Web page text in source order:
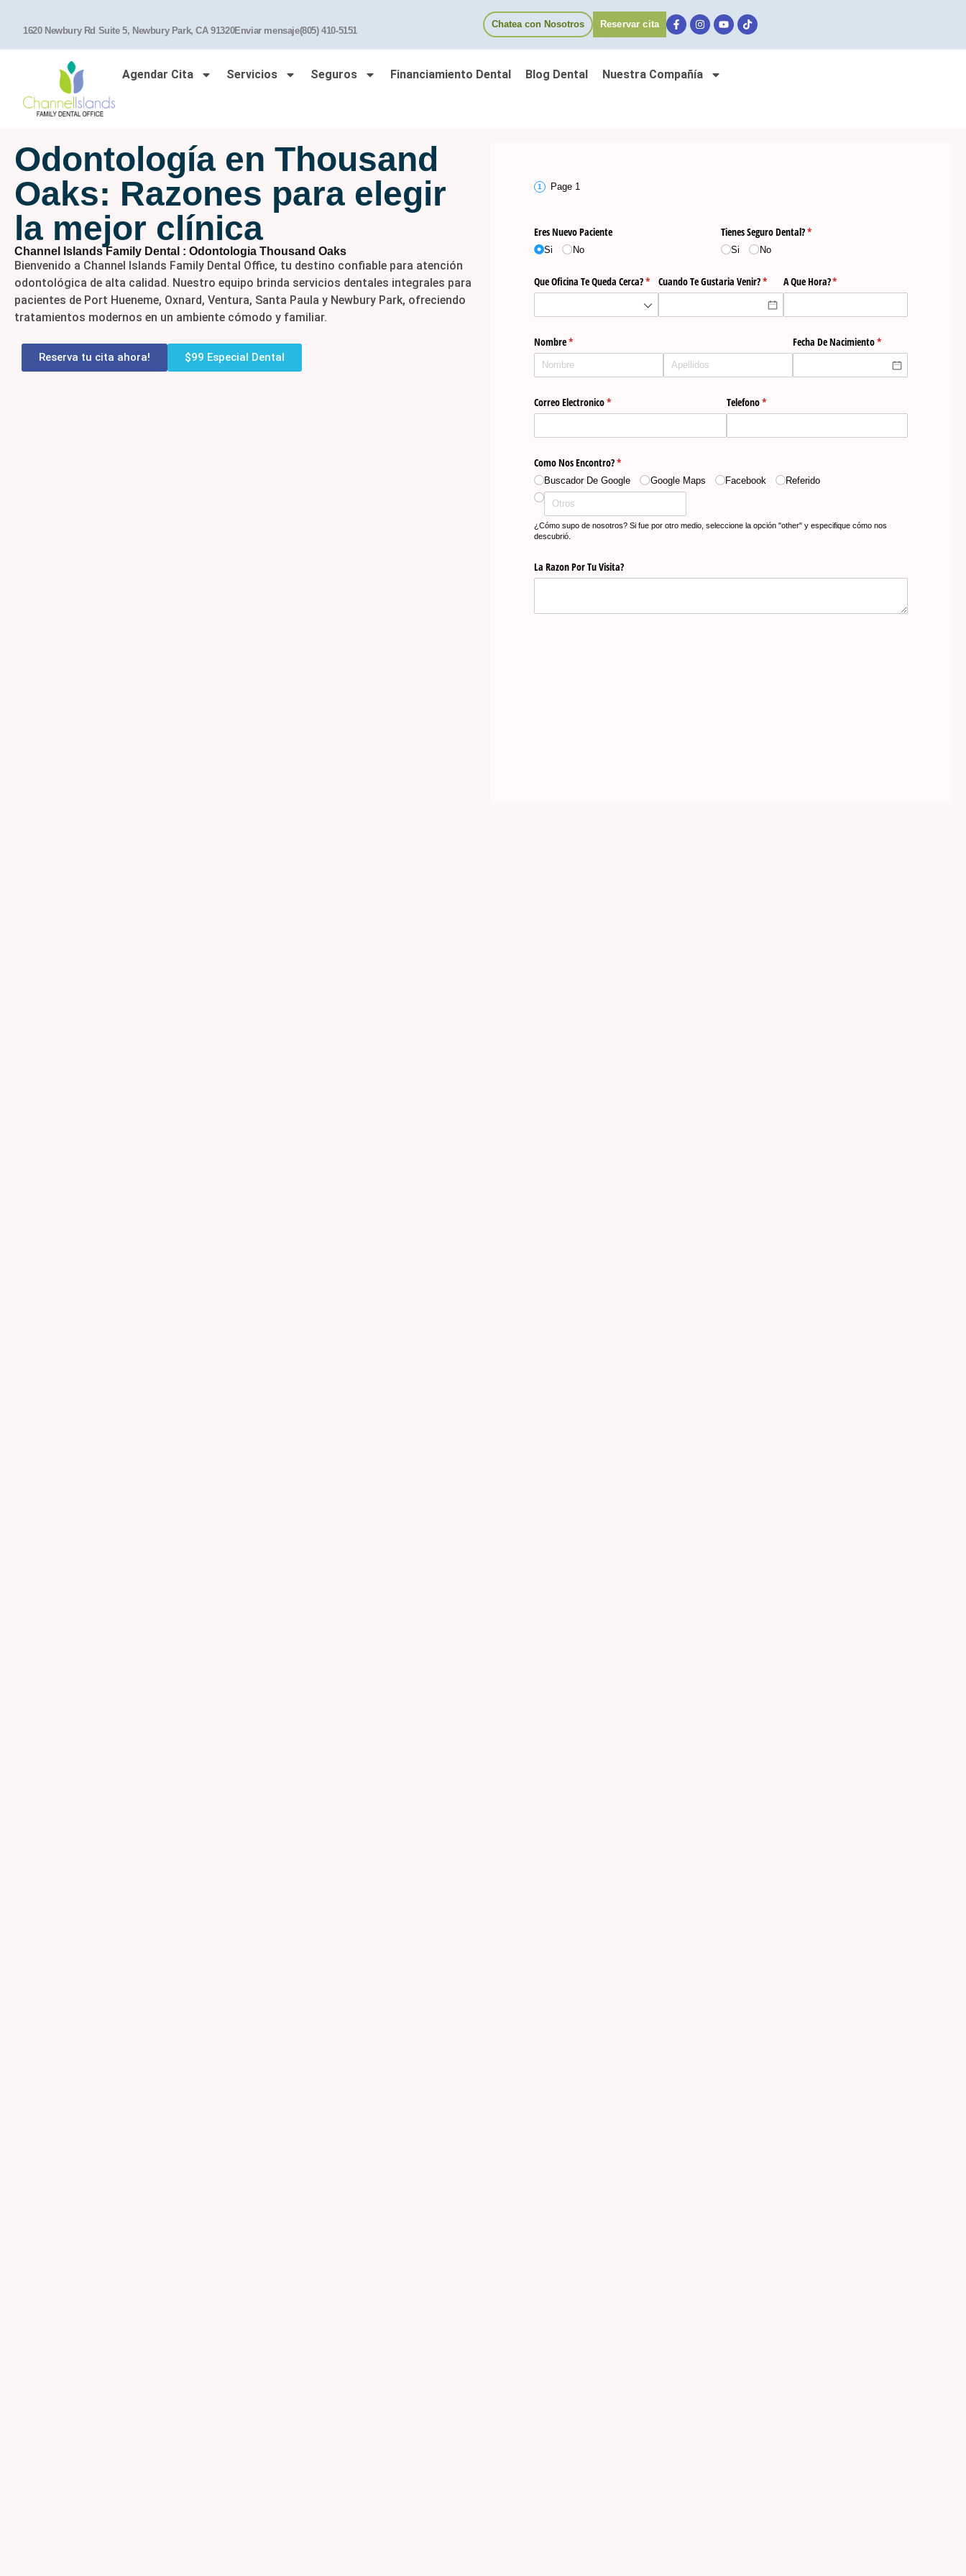
1620 Newbury Rd Suite 5, Newbury Park, CA 91320Enviar mensaje(805) 410-5151
Chatea con Nosotros Reservar cita
Agendar Cita Servicios Seguros Financiamiento Dental Blog Dental Nuestra Compañía
Odontología en Thousand
Oaks: Razones para elegir
la mejor clínica
Channel Islands Family Dental : Odontologia Thousand Oaks
Bienvenido a Channel Islands Family Dental Office, tu destino confiable para atención
odontológica de alta calidad. Nuestro equipo brinda servicios dentales integrales para
pacientes de Port Hueneme, Oxnard, Ventura, Santa Paula y Newbury Park, ofreciendo
tratamientos modernos en un ambiente cómodo y familiar.
Reserva tu cita ahora! $99 Especial Dental